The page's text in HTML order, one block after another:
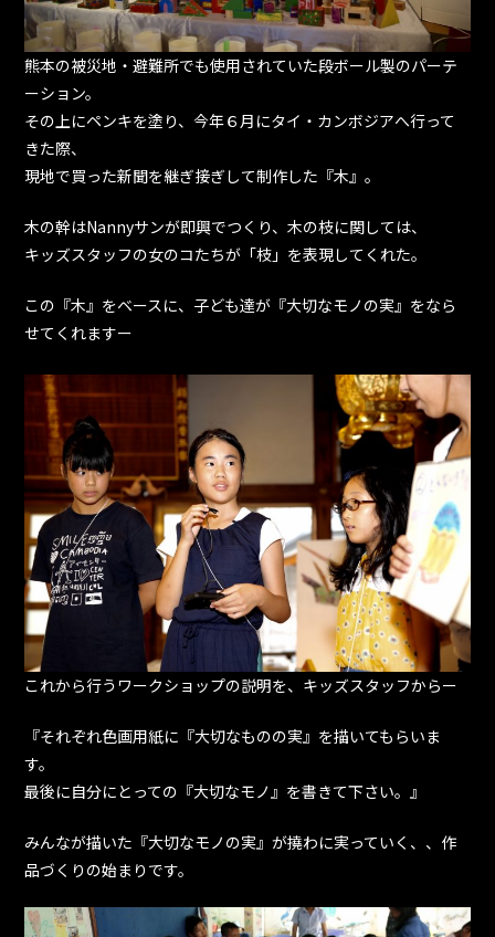
熊本の被災地・避難所でも使用されていた段ボール製のパーテ
ーション。
その上にペンキを塗り、今年６月にタイ・カンボジアへ行って
きた際、
現地で買った新聞を継ぎ接ぎして制作した『木』。
木の幹はNannyサンが即興でつくり、木の枝に関しては、
キッズスタッフの女のコたちが「枝」を表現してくれた。
この『木』をベースに、子ども達が『大切なモノの実』をなら
せてくれますー
これから行うワークショップの説明を、キッズスタッフからー
『それぞれ色画用紙に『大切なものの実』を描いてもらいま
す。
最後に自分にとっての『大切なモノ』を書きて下さい。』
みんなが描いた『大切なモノの実』が撓わに実っていく、、作
品づくりの始まりです。